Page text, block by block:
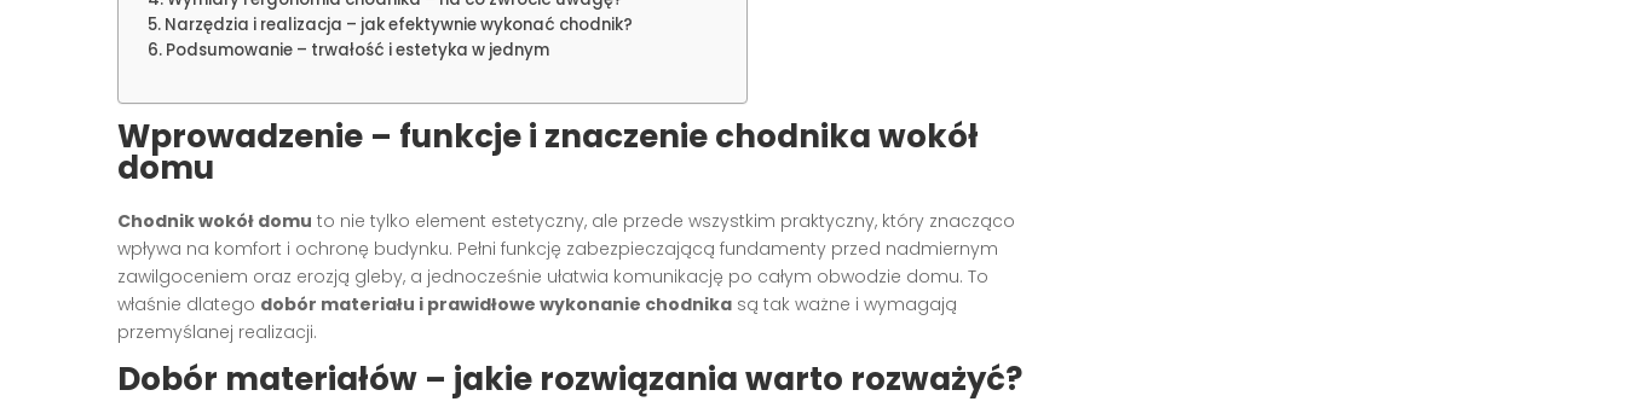
Narzędzia i realizacja – jak efektywnie wykonać chodnik?
Podsumowanie – trwałość i estetyka w jednym
Wprowadzenie – funkcje i znaczenie chodnika wokół
domu
Chodnik wokół domu to nie tylko element estetyczny, ale przede wszystkim praktyczny, który znacząco
wpływa na komfort i ochronę budynku. Pełni funkcję zabezpieczającą fundamenty przed nadmiernym
zawilgoceniem oraz erozją gleby, a jednocześnie ułatwia komunikację po całym obwodzie domu. To
właśnie dlatego dobór materiału i prawidłowe wykonanie chodnika są tak ważne i wymagają
przemyślanej realizacji.
Dobór materiałów – jakie rozwiązania warto rozważyć?